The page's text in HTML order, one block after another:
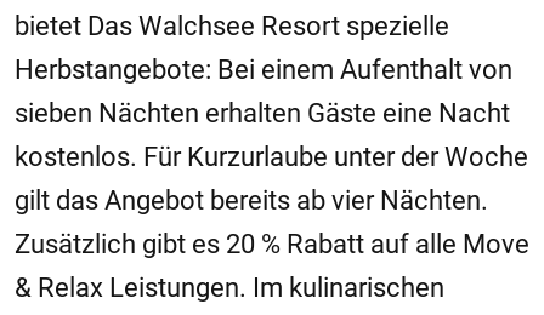
bietet Das Walchsee Resort spezielle
Herbstangebote: Bei einem Aufenthalt von
sieben Nächten erhalten Gäste eine Nacht
kostenlos. Für Kurzurlaube unter der Woche
gilt das Angebot bereits ab vier Nächten.
Zusätzlich gibt es 20 % Rabatt auf alle Move
& Relax Leistungen. Im kulinarischen